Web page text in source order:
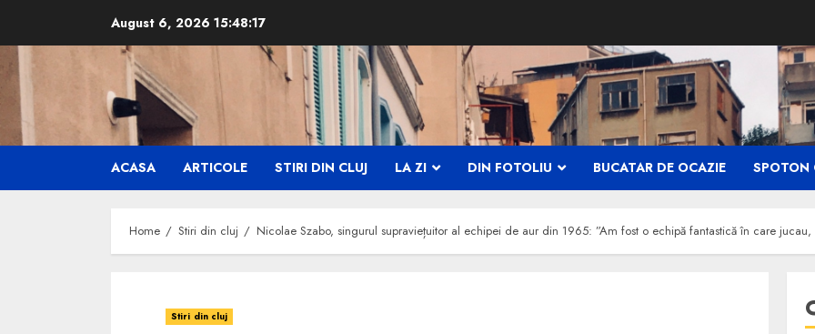
content
August 6, 2026 15:48:18
ACASA ARTICOLE STIRI DIN CLUJ LA ZI DIN FOTOLIU BUCATAR DE OCAZIE SPOTON
Home Stiri din cluj Nicolae Szabo, singurul supraviețuitor al echipei de aur din 1965: ”Am fost o echipă fantastică în care
Stiri din cluj